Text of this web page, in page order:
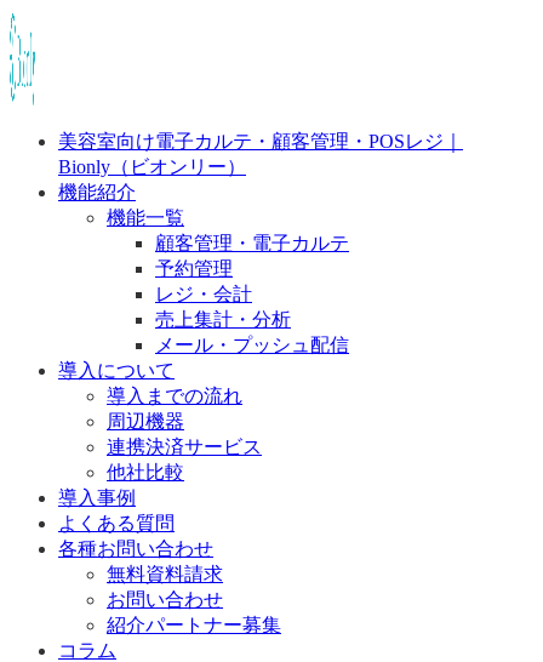
美容室向け電子カルテ・顧客管理・POSレジ｜
Bionly（ビオンリー）
機能紹介
機能一覧
顧客管理・電子カルテ
予約管理
レジ・会計
売上集計・分析
メール・プッシュ配信
導入について
導入までの流れ
周辺機器
連携決済サービス
他社比較
導入事例
よくある質問
各種お問い合わせ
無料資料請求
お問い合わせ
紹介パートナー募集
コラム